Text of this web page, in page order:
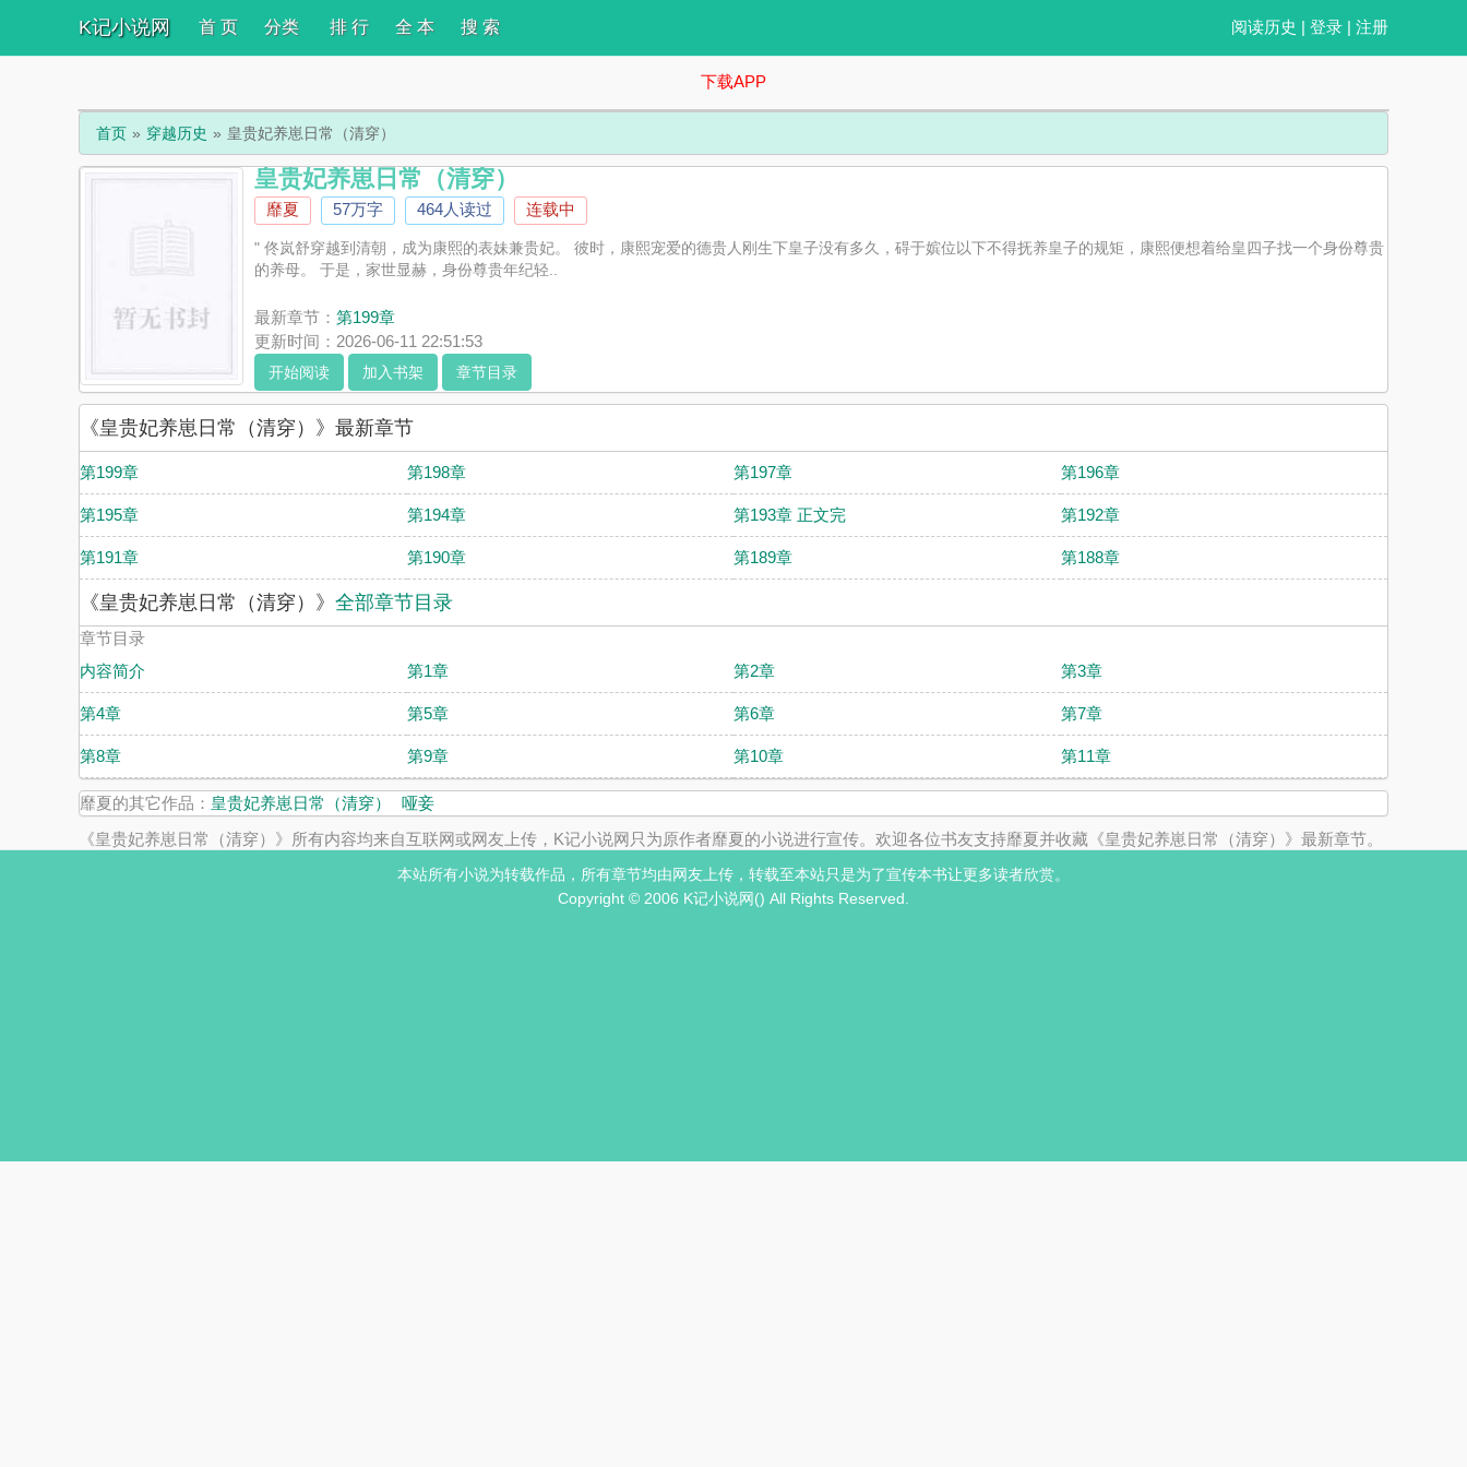
K记小说网 阅读历史 | 登录 | 注册
首 页 分类 排 行 全 本 搜 索
下载APP
首页 穿越历史 皇贵妃养崽日常（清穿）
皇贵妃养崽日常（清穿）
靡夏 57万字 464人读过 连载中
" 佟岚舒穿越到清朝，成为康熙的表妹兼贵妃。 彼时，康熙宠爱的德贵人刚生下皇子没有多久，碍于嫔位以下不得抚养皇子的规矩，康熙便想着给皇四子找一个身份尊贵
的养母。 于是，家世显赫，身份尊贵年纪轻..
最新章节： 第199章
更新时间：2026-06-11 22:51:53
开始阅读 加入书架 章节目录
《皇贵妃养崽日常（清穿）》最新章节
第199章 第198章 第197章 第196章
第195章 第194章 第193章 正文完 第192章
第191章 第190章 第189章 第188章
《皇贵妃养崽日常（清穿）》 全部章节目录
章节目录
内容简介
第1章 第2章 第3章
第4章 第5章 第6章 第7章
第8章 第9章 第10章 第11章
靡夏的其它作品： 皇贵妃养崽日常（清穿）
哑妾
《皇贵妃养崽日常（清穿）》所有内容均来自互联网或网友上传，K记小说网只为原作者靡夏的小说进行宣传。欢迎各位书友支持靡夏并收藏《皇贵妃养崽日常（清穿）》最新章节。
本站所有小说为转载作品，所有章节均由网友上传，转载至本站只是为了宣传本书让更多读者欣赏。
Copyright © 2006 K记小说网() All Rights Reserved.